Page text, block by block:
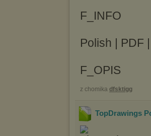
F_INFO
Polish | PDF
F_OPIS
z chomika dfsktigg
TopDrawings